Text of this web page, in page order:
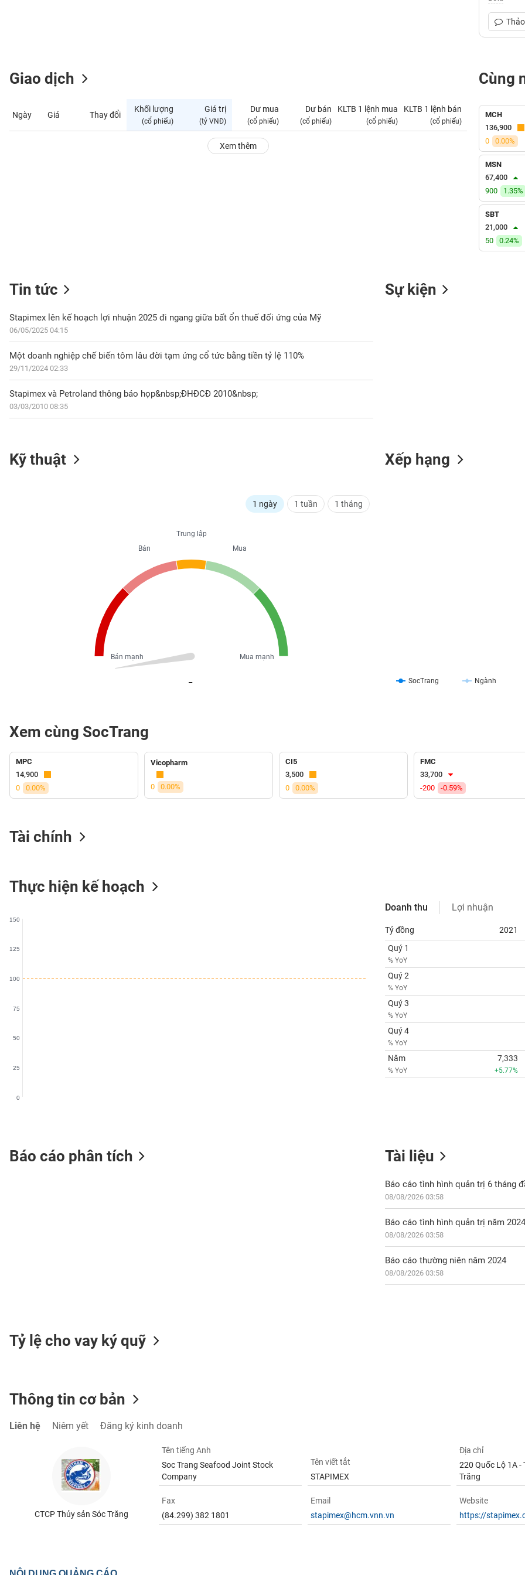
Giao dịch
Ngày Giá Thay đổi
Khối lượng
(cổ phiếu)
Giá trị
(tỷ VNĐ)
Dư mua
(cổ phiếu)
Dư bán
(cổ phiếu)
KLTB 1 lệnh mua
(cổ phiếu)
KLTB 1 lệnh bán
(cổ phiếu)
Xem thêm
Cùng
MCH
136,900
0
0.00%
MSN
67,400
900
1.35%
SBT
21,000
50
0.24%
Tin tức
Stapimex lên kế hoạch lợi nhuận 2025 đi ngang giữa bất ổn thuế đối ứng của Mỹ
06/05/2025 04:15
Một doanh nghiệp chế biến tôm lâu đời tạm ứng cổ tức bằng tiền tỷ lệ 110%
29/11/2024 02:33
Stapimex và Petroland thông báo họp&nbsp;ĐHĐCĐ 2010&nbsp;
03/03/2010 08:35
Sự kiện
Kỹ thuật
1 ngày 1 tuần 1 tháng
Trung lập
Mua
Mua mạnh
Bán
Bán mạnh
Xếp hạng
SocTrang Ngành
Xem cùng SocTrang
MPC
14,900
0
0.00%
Vicopharm
0 0.00%
CI5
3,500
0
0.00%
FMC
33,700
-200
-0.59%
Tài chính
Thực hiện kế hoạch
0
50
100
150
25
75
125
Doanh thu Lợi nhuận
Tỷ đồng
2021
Quý 1
% YoY
Quý 2
% YoY
Quý 3
% YoY
Quý 4
% YoY
Năm
% YoY
7,333
+5.77%
Báo cáo phân tích Tài liệu
Báo cáo tình hình quản trị 6 tháng
08/08/2026 03:58
Báo cáo tình hình quản trị năm 2024
08/08/2026 03:58
Báo cáo thường niên năm 2024
08/08/2026 03:58
Tỷ lệ cho vay ký quỹ
Thông tin cơ bản
Liên hệ Niêm yết Đăng ký kinh doanh
CTCP Thủy sản Sóc Trăng
Tên tiếng Anh
Soc Trang Seafood Joint Stock
Company
Tên viết tắt
STAPIMEX
Địa chỉ
220 Quốc Lộ 1A -
Trăng
Fax
(84.299) 382 1801
Email
stapimex@hcm.vnn.vn
Website
https://
CÁ
NHÂN
DOANH
NGHIỆP
CỔ
PHÁI
MỚI
Ngành
(-)
VS-
LƯỢNG
YẾU
SỨC
KHỎE
TÀI
DỊCH